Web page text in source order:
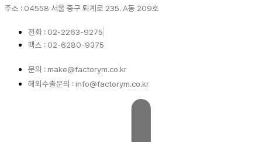
주소 : 04558 서울 중구 퇴계로 235. A동 209호
전화 : 02-2263-9275
팩스 : 02-6280-9375
문의 : make@factorym.co.kr
해외수출문의 : info@factorym.co.kr